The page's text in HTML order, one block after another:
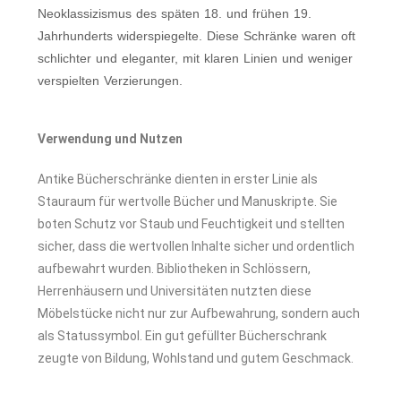
Neoklassizismus des späten 18. und frühen 19.
Jahrhunderts widerspiegelte. Diese Schränke waren oft
schlichter und eleganter, mit klaren Linien und weniger
verspielten Verzierungen.
Verwendung und Nutzen
Antike Bücherschränke dienten in erster Linie als
Stauraum für wertvolle Bücher und Manuskripte. Sie
boten Schutz vor Staub und Feuchtigkeit und stellten
sicher, dass die wertvollen Inhalte sicher und ordentlich
aufbewahrt wurden. Bibliotheken in Schlössern,
Herrenhäusern und Universitäten nutzten diese
Möbelstücke nicht nur zur Aufbewahrung, sondern auch
als Statussymbol. Ein gut gefüllter Bücherschrank
zeugte von Bildung, Wohlstand und gutem Geschmack.